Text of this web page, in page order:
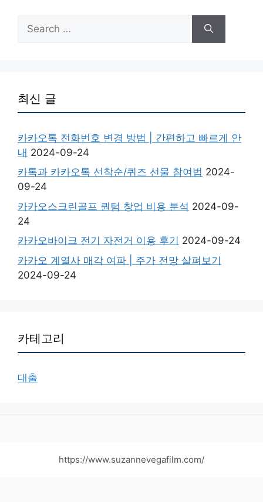
for:
최신 글
카카오톡 전화번호 변경 방법 | 간편하고 빠르게 안
내 2024-09-24
카톡과 카카오톡 선착순/퀴즈 선물 참여법 2024-
09-24
카카오스크린골프 퀀텀 창업 비용 분석 2024-09-
24
카카오바이크 전기 자전거 이용 후기 2024-09-24
카카오 계열사 매각 여파 | 주가 전망 살펴보기
2024-09-24
카테고리
대출
https://www.suzannevegafilm.com/